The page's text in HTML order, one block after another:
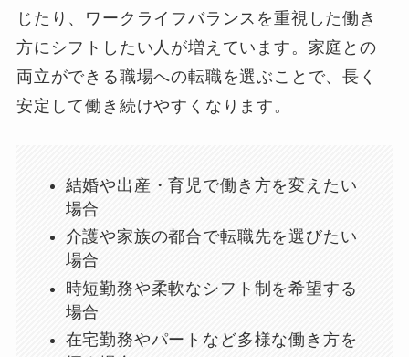
じたり、ワークライフバランスを重視した働き
方にシフトしたい人が増えています。家庭との
両立ができる職場への転職を選ぶことで、長く
安定して働き続けやすくなります。
結婚や出産・育児で働き方を変えたい
場合
介護や家族の都合で転職先を選びたい
場合
時短勤務や柔軟なシフト制を希望する
場合
在宅勤務やパートなど多様な働き方を